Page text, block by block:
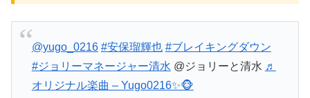
@yugo_0216 #安保瑠輝也 #ブレイキングダウン
#ジョリーマネージャー清水 @ジョリーと清水 ♬
オリジナル楽曲 – Yugo0216✨🐵